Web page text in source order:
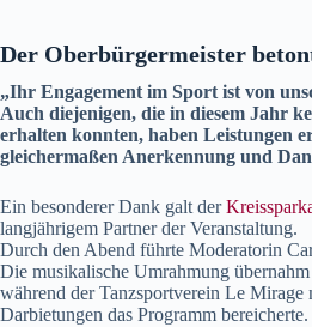
Der Oberbürgermeister
„Ihr Engagement im Sport ist von
Auch diejenigen, die in diesem Jahr
erhalten konnten, haben Leistungen
gleichermaßen Anerkennung und
Ein besonderer Dank galt der
langjährigem Partner der Veranstaltung.
Durch den Abend führte Moderatorin
Die musikalische Umrahmung
während der Tanzsportverein Le Mirage
Darbietungen das Programm bereicherte.